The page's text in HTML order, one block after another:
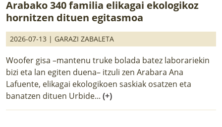
Arabako 340 familia elikagai ekologikoz
hornitzen dituen egitasmoa
2026-07-13 | GARAZI ZABALETA
Woofer gisa –mantenu truke bolada batez laborariekin
bizi eta lan egiten duena– itzuli zen Arabara Ana
Lafuente, elikagai ekologikoen saskiak osatzen eta
banatzen dituen Urbide... (+)